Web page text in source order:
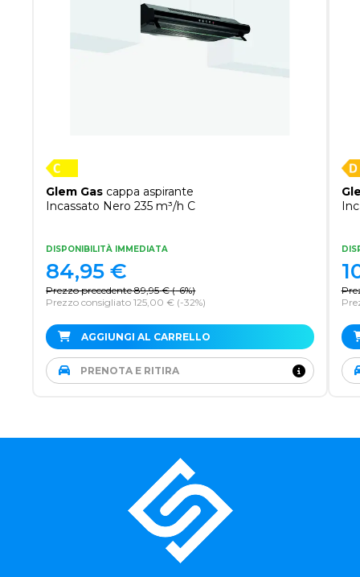
Glem Gas cappa aspirante
Incassato Nero 235 m³/h C
DISPONIBILITÀ IMMEDIATA
Prezzo precedente 89,95 € (-6%)
Prezzo consigliato 125,00 € (-32%)
84,95 €
AGGIUNGI AL CARRELLO
PRENOTA E RITIRA